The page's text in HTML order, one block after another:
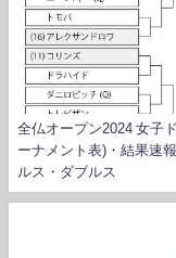
全仏オープン2024 女子
ーナメント表)・結果速
ルス・ダブルス